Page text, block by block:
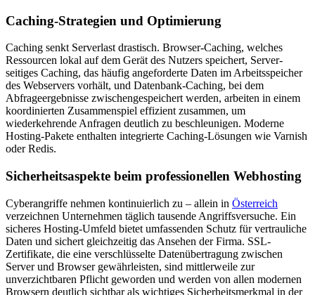
Caching-Strategien und Optimierung
Caching senkt Serverlast drastisch. Browser-Caching, welches
Ressourcen lokal auf dem Gerät des Nutzers speichert, Server-
seitiges Caching, das häufig angeforderte Daten im Arbeitsspeicher
des Webservers vorhält, und Datenbank-Caching, bei dem
Abfrageergebnisse zwischengespeichert werden, arbeiten in einem
koordinierten Zusammenspiel effizient zusammen, um
wiederkehrende Anfragen deutlich zu beschleunigen. Moderne
Hosting-Pakete enthalten integrierte Caching-Lösungen wie Varnish
oder Redis.
Sicherheitsaspekte beim professionellen Webhosting
Cyberangriffe nehmen kontinuierlich zu – allein in Österreich
verzeichnen Unternehmen täglich tausende Angriffsversuche. Ein
sicheres Hosting-Umfeld bietet umfassenden Schutz für vertrauliche
Daten und sichert gleichzeitig das Ansehen der Firma. SSL-
Zertifikate, die eine verschlüsselte Datenübertragung zwischen
Server und Browser gewährleisten, sind mittlerweile zur
unverzichtbaren Pflicht geworden und werden von allen modernen
Browsern deutlich sichtbar als wichtiges Sicherheitsmerkmal in der